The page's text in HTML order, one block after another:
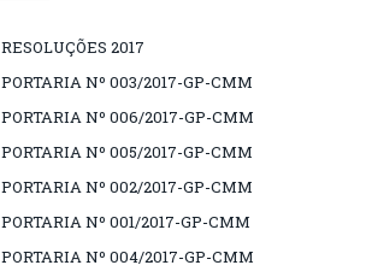
RESOLUÇÕES 2017
PORTARIA Nº 003/2017-GP-CMM
PORTARIA Nº 006/2017-GP-CMM
PORTARIA Nº 005/2017-GP-CMM
PORTARIA Nº 002/2017-GP-CMM
PORTARIA Nº 001/2017-GP-CMM
PORTARIA Nº 004/2017-GP-CMM